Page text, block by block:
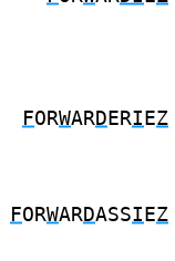
FORWARD ERI EZ
FORWARDASSI EZ